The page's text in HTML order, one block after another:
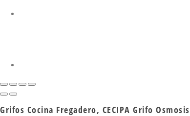
Grifos Cocina Fregadero, CECIPA Grifo